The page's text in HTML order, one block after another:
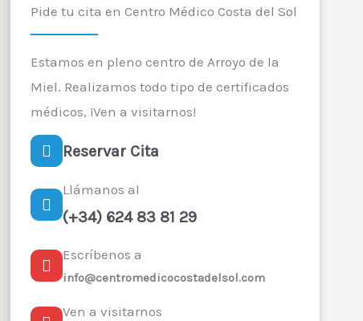
Pide tu cita en Centro Médico Costa del Sol
Estamos en pleno centro de Arroyo de la
Miel. Realizamos todo tipo de certificados
médicos, ¡Ven a visitarnos!
Reservar Cita
Llámanos al
(+34) 624 83 81 29
Escríbenos a
info@centromedicocostadelsol.com
Ven a visitarnos